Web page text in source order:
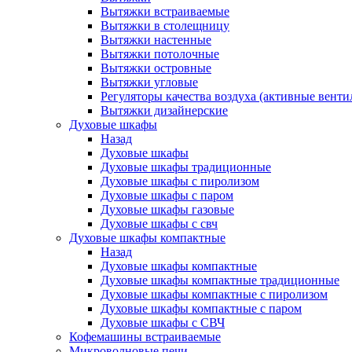
Вытяжки встраиваемые
Вытяжки в столещницу
Вытяжки настенные
Вытяжки потолочные
Вытяжки островные
Вытяжки угловые
Регуляторы качества воздуха (активные
Вытяжки дизайнерские
Духовые шкафы
Назад
Духовые шкафы
Духовые шкафы традиционные
Духовые шкафы с пиролизом
Духовые шкафы с паром
Духовые шкафы газовые
Духовые шкафы с свч
Духовые шкафы компактные
Назад
Духовые шкафы компактные
Духовые шкафы компактные традиционные
Духовые шкафы компактные с пиролизом
Духовые шкафы компактные с паром
Духовые шкафы с СВЧ
Кофемашины встраиваемые